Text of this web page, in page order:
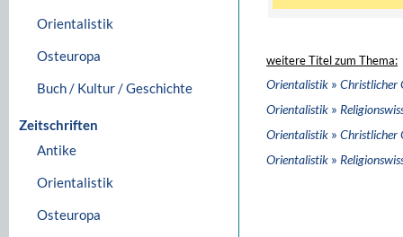
Orientalistik
Osteuropa
Buch / Kultur / Geschichte
Zeitschriften
Antike
Orientalistik
Osteuropa
weitere Titel zum Thema:
Orientalistik » Christlicher
Orientalistik »
Orientalistik » Christlicher
Orientalistik »